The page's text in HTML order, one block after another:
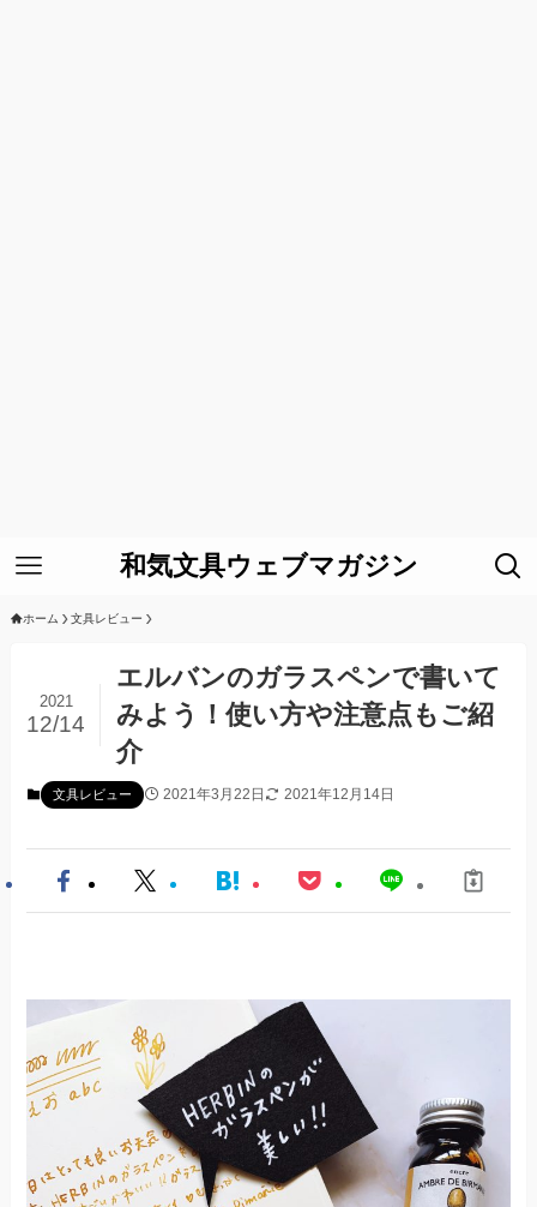
和気文具ウェブマガジン
ホーム 文具レビュー
エルバンのガラスペンで書いて
みよう！使い方や注意点もご紹
介
2021
12/14
文具レビュー 2021年3月22日 2021年12月14日